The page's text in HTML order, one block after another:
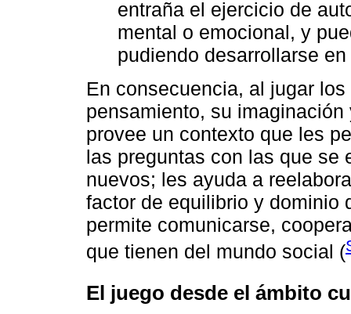
entraña el ejercicio de
mental o emocional, y
pudiendo desarrollarse
En consecuencia, al jugar
pensamiento, su
provee un contexto que les
las preguntas con las que se
nuevos; les ayuda a
factor de equilibrio y dominio
permite comunicarse,
que tienen del mundo social (
El juego desde el ámbito